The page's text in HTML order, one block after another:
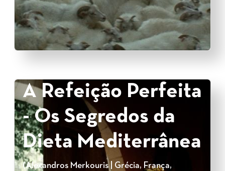
A Refeição Perfeita
- Os Segredos da
Dieta Mediterrânea
(Alexandros Merkouris | Grécia, França,